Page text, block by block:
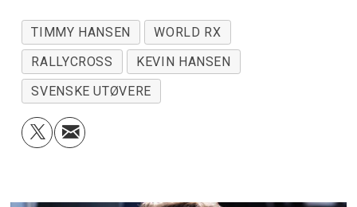
TIMMY HANSEN
WORLD RX
RALLYCROSS
KEVIN HANSEN
SVENSKE UTØVERE